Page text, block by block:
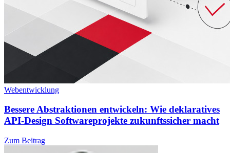
Webentwicklung
Bessere Abstraktionen entwickeln: Wie deklaratives
API-Design Softwareprojekte zukunftssicher macht
Zum Beitrag